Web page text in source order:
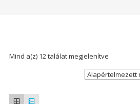
Mind a(z) 12 találat megjelenítve